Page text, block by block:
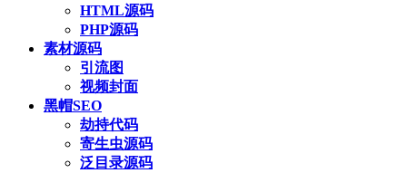
HTML源码
PHP源码
素材源码
引流图
视频封面
黑帽SEO
劫持代码
寄生虫源码
泛目录源码